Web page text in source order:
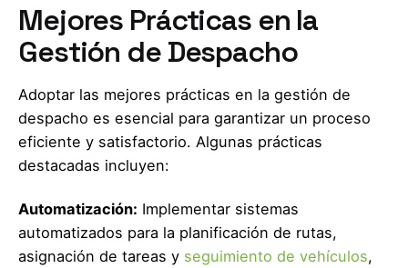
Mejores Prácticas en la
Gestión de Despacho
Adoptar las mejores prácticas en la gestión de
despacho es esencial para garantizar un proceso
eficiente y satisfactorio. Algunas prácticas
destacadas incluyen:
Automatización: Implementar sistemas
automatizados para la planificación de rutas,
asignación de tareas y seguimiento de vehículos,